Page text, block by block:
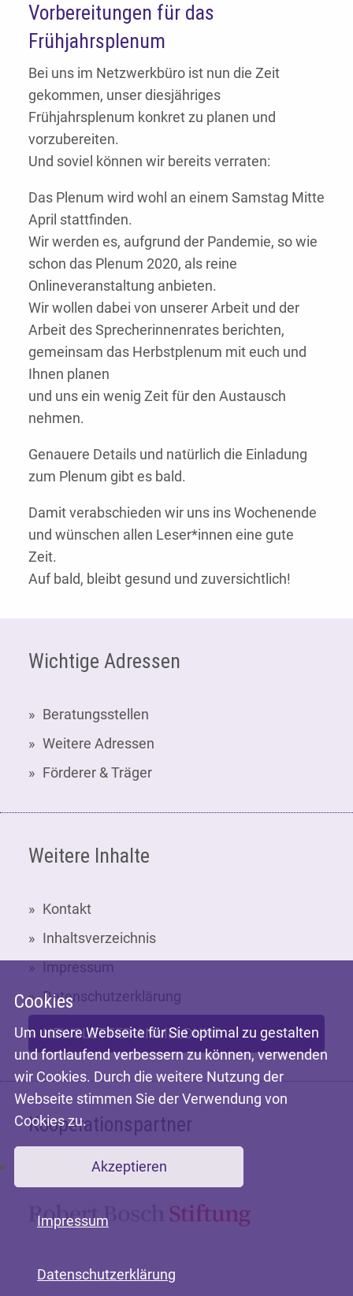
Vorbereitungen für das
Frühjahrsplenum
Bei uns im Netzwerkbüro ist nun die Zeit
gekommen, unser diesjähriges
Frühjahrsplenum konkret zu planen und
vorzubereiten.
Und soviel können wir bereits verraten:
Das Plenum wird wohl an einem Samstag Mitte
April stattfinden.
Wir werden es, aufgrund der Pandemie, so wie
schon das Plenum 2020, als reine
Onlineveranstaltung anbieten.
Wir wollen dabei von unserer Arbeit und der
Arbeit des Sprecherinnenrates berichten,
gemeinsam das Herbstplenum mit euch und
Ihnen planen
und uns ein wenig Zeit für den Austausch
nehmen.
Genauere Details und natürlich die Einladung
zum Plenum gibt es bald.
Damit verabschieden wir uns ins Wochenende
und wünschen allen Leser*innen eine gute
Zeit.
Auf bald, bleibt gesund und zuversichtlich!
Wichtige Adressen
Beratungsstellen
Weitere Adressen
Förderer & Träger
Weitere Inhalte
Kontakt
Inhaltsverzeichnis
Impressum
Datenschutzerklärung
NEWSLETTER-ANMELDUNG
Kooperationspartner
Mit freundlicher Unterstützung der
Cookies
Um unsere Webseite für Sie optimal zu gestalten
und fortlaufend verbessern zu können, verwenden
wir Cookies. Durch die weitere Nutzung der
Webseite stimmen Sie der Verwendung von
Cookies zu.
Akzeptieren
Impressum
Datenschutzerklärung